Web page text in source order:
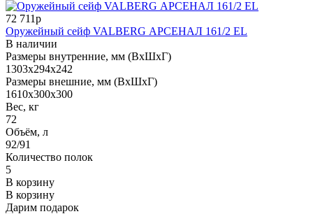
72 711р
Оружейный сейф VALBERG АРСЕНАЛ 161/2 EL
В наличии
Размеры внутренние, мм (ВхШхГ)
1303x294x242
Размеры внешние, мм (ВхШхГ)
1610x300x300
Вес, кг
72
Объём, л
92/91
Количество полок
5
В корзину
В корзину
Дарим подарок